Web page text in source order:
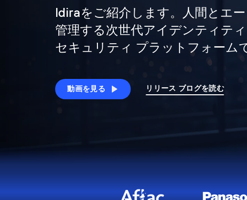
Idiraをご紹介します。人間とエ
管理する次世代アイデンティティ
セキュリティ プラットフォーム
動画を見る リリース ブログを読む